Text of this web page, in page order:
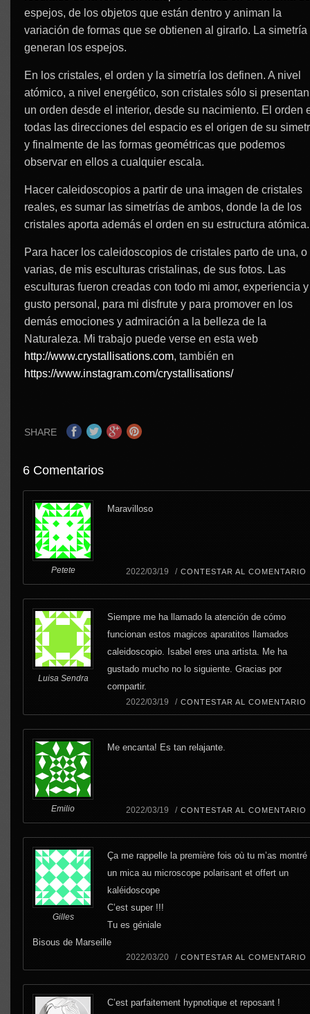
espejos, de los objetos que están dentro y animan la
variación de formas que se obtienen al girarlo. La simetría
generan los espejos.
En los cristales, el orden y la simetría los definen. A nivel
atómico, a nivel energético, son cristales sólo si presentan
un orden desde el interior, desde su nacimiento. El orden
todas las direcciones del espacio es el origen de su
y finalmente de las formas geométricas que podemos
observar en ellos a cualquier escala.
Hacer caleidoscopios a partir de una imagen de cristales
reales, es sumar las simetrías de ambos, donde la de los
cristales aporta además el orden en su estructura atómica.
Para hacer los caleidoscopios de cristales parto de una, o
varias, de mis esculturas cristalinas, de sus fotos. Las
esculturas fueron creadas con todo mi amor, experiencia y
gusto personal, para mi disfrute y para promover en los
demás emociones y admiración a la belleza de la
Naturaleza. Mi trabajo puede verse en esta web
http://www.crystallisations.com, también en
https://www.instagram.com/crystallisations/
SHARE
6 Comentarios
Petete
Maravilloso
2022/03/19 / CONTESTAR AL COMENTARIO
Luisa Sendra
Siempre me ha llamado la atención de cómo
funcionan estos magicos aparatitos llamados
caleidoscopio. Isabel eres una artista. Me ha
gustado mucho no lo siguiente. Gracias por
compartir.
2022/03/19 / CONTESTAR AL COMENTARIO
Emilio
Me encanta! Es tan relajante.
2022/03/19 / CONTESTAR AL COMENTARIO
Gilles
Ça me rappelle la première fois où tu m’as montré
un mica au microscope polarisant et offert un
kaléidoscope
C’est super !!!
Tu es géniale
Bisous de Marseille
2022/03/20 / CONTESTAR AL COMENTARIO
C’est parfaitement hypnotique et reposant !